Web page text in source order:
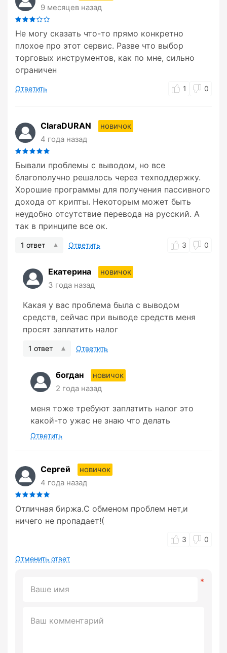
9 месяцев назад
Не могу сказать что-то прямо конкретно
плохое про этот сервис. Разве что выбор
торговых инструментов, как по мне, сильно
ограничен
Ответить 1 0
ClaraDURAN
новичок
4 года назад
Бывали проблемы с выводом, но все
благополучно решалось через техподдержку.
Хорошие программы для получения пассивного
дохода от крипты. Некоторым может быть
неудобно отсутствие перевода на русский. А
так в принципе все ок.
1 ответ Ответить 3 0
Екатерина
новичок
3 года назад
Какая у вас проблема была с выводом
средств, сейчас при выводе средств меня
просят заплатить налог
1 ответ Ответить
богдан
новичок
2 года назад
меня тоже требуют заплатить налог это
какой-то ужас не знаю что делать
Ответить
Cергей
новичок
4 года назад
Отличная биржа.С обменом проблем нет,и
ничего не пропадает!(
Отменить ответ
3 0